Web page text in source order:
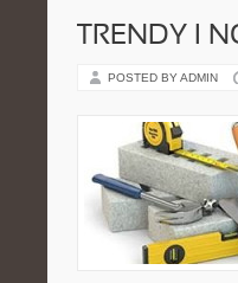
TRENDY I
POSTED BY ADMIN